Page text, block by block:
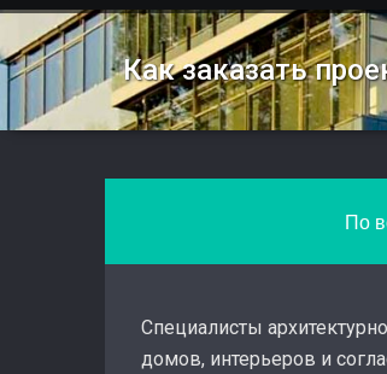
Как заказать
По
Специалисты
домов, интерьеров и